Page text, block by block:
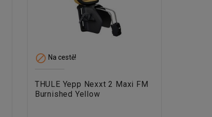
 Na cestě!
THULE Yepp Nexxt 2 Maxi FM
Burnished Yellow